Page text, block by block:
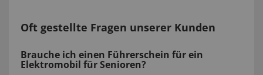
Oft gestellte Fragen unserer Kunden
Brauche ich einen Führerschein für ein
Elektromobil für Senioren?